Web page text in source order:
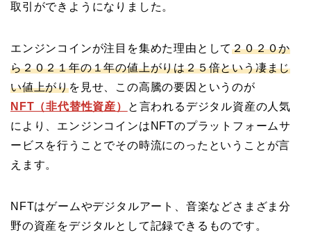
取引ができようになりました。
エンジンコインが注目を集めた理由として２０２０か
ら２０２１年の１年の値上がりは２５倍という凄まじ
い値上がりを見せ、この高騰の要因というのが
NFT（非代替性資産）
と言われるデジタル資産の人気
により、エンジンコインはNFTのプラットフォームサ
ービスを行うことでその時流にのったということが言
えます。
NFTはゲームやデジタルアート、音楽などさまざま分
野の資産をデジタルとして記録できるものです。